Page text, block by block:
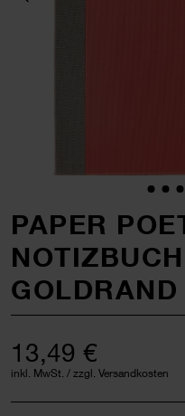
PAPER
GOLDRAND
13,49 €
inkl. MwSt. / zzgl. Versandkosten